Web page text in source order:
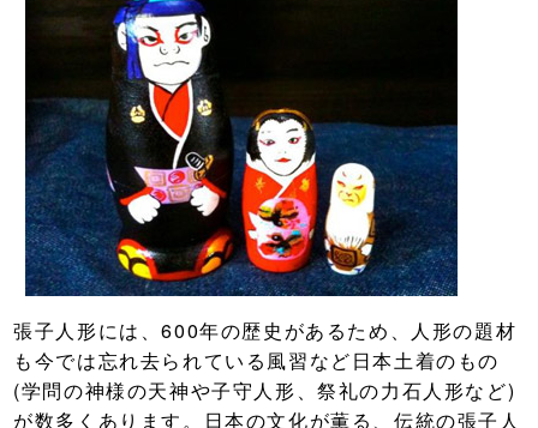
張子人形には、600年の歴史があるため、人形の題材
も今では忘れ去られている風習など日本土着のもの
(学問の神様の天神や子守人形、祭礼の力石人形など)
が数多くあります。日本の文化が薫る、伝統の張子人